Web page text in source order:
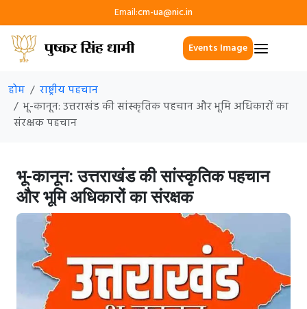
Email:cm-ua@nic.in
Events Image
होम
राष्ट्रीय पहचान
भू-कानून: उत्तराखंड की सांस्कृतिक पहचान और भूमि अधिकारों का
संरक्षक पहचान
भू-कानून: उत्तराखंड की सांस्कृतिक पहचान
और भूमि अधिकारों का संरक्षक